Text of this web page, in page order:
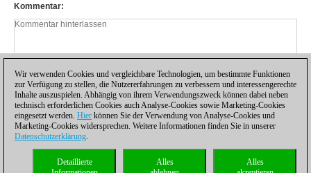
Kommentar
Datenschutzhinweis| Kontakt| |Lizenzen
Compliance Hotline|
Wir verwenden Cookies und vergleichbare Technologien, um bestimmte Funktionen
zur Verfügung zu stellen, die Nutzererfahrungen zu verbessern und interessengerechte
Inhalte auszuspielen. Abhängig von ihrem Verwendungszweck können dabei neben
technisch erforderlichen Cookies auch Analyse-Cookies sowie Marketing-Cookies
eingesetzt werden. Hier können Sie der Verwendung von Analyse-Cookies und
Marketing-Cookies widersprechen. Weitere Informationen finden Sie in unserer
Datenschutzerklärung.
Alles
Alles
Detaillierte